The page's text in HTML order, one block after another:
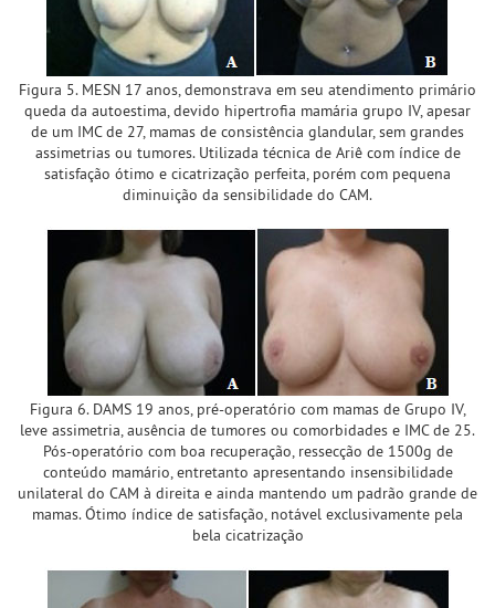
Figura 5. MESN 17 anos, demonstrava em seu atendimento primário
queda da autoestima, devido hipertrofia mamária grupo IV, apesar
de um IMC de 27, mamas de consistência glandular, sem grandes
assimetrias ou tumores. Utilizada técnica de Ariê com índice de
satisfação ótimo e cicatrização perfeita, porém com pequena
diminuição da sensibilidade do CAM.
Figura 6. DAMS 19 anos, pré-operatório com mamas de Grupo IV,
leve assimetria, ausência de tumores ou comorbidades e IMC de 25.
Pós-operatório com boa recuperação, ressecção de 1500g de
conteúdo mamário, entretanto apresentando insensibilidade
unilateral do CAM à direita e ainda mantendo um padrão grande de
mamas. Ótimo índice de satisfação, notável exclusivamente pela
bela cicatrização